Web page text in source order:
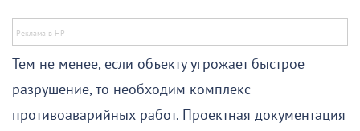
Тем не менее, если объекту угрожает быстрое
разрушение, то необходим комплекс
противоаварийных работ. Проектная документация